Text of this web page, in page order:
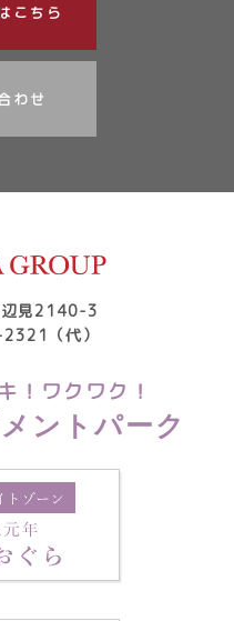
こちら
わせ
辺見2140-3
（代）
！ワクワク！
ントパーク